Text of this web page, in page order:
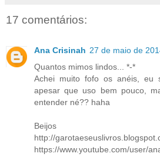
17 comentários:
Ana Crisinah 27 de maio de
Quantos mimos lindos... *-*
Achei muito fofo os anéis, eu
apesar que uso bem pouco,
entender né?? haha
Beijos
http://
https://www.youtube.com/user/